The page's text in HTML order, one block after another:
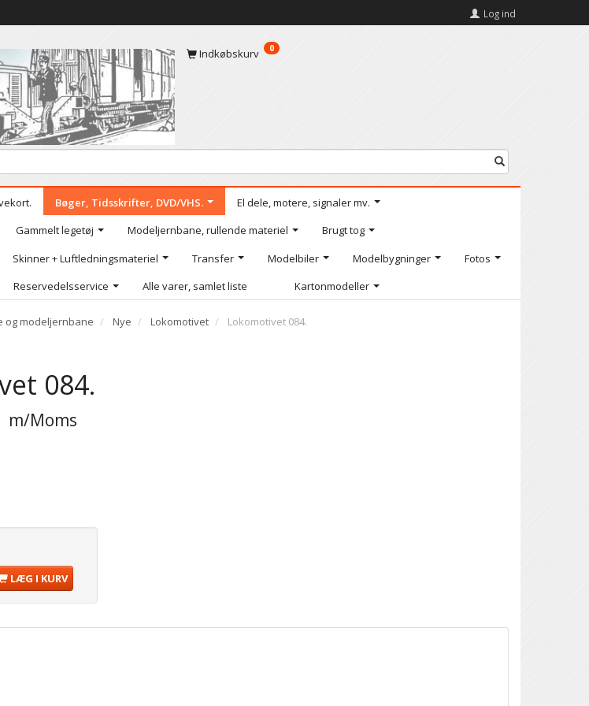
Log ind
Indkøbskurv 0
Bøger, Tidsskrifter, DVD/VHS.
El dele, motere, signaler mv.
Gammelt legetøj Modeljernbane, rullende materiel
Brugt tog
Skinner + Luftledningsmateriel Transfer Modelbiler Modelbygninger
Fotos
Reservedelsservice Alle varer, samlet liste Kartonmodeller
og modeljernbane Nye Lokomotivet
Lokomotivet 084.
084.
m/Moms
LÆG I KURV